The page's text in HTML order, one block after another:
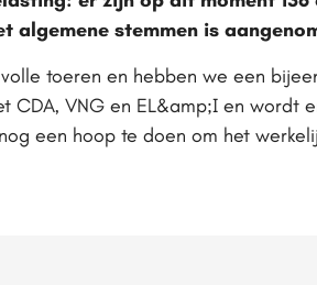
algemene stemmen is
toeren en hebben we een
CDA, VNG en EL&amp;I en
een hoop te doen om het